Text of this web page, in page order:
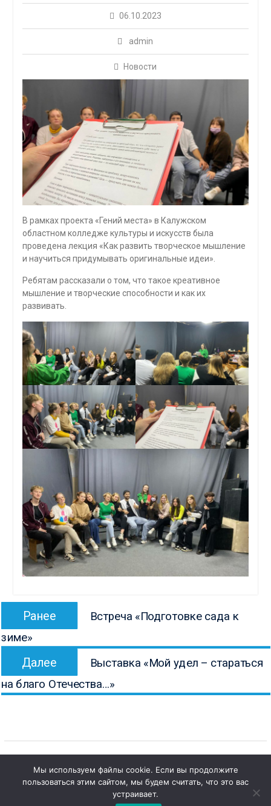
06.10.2023
admin
Новости
В рамках проекта «Гений места» в Калужском
областном колледже культуры и искусств была
проведена лекция «Как развить творческое мышление
и научиться придумывать оригинальные идеи».
Ребятам рассказали о том, что такое креативное
мышление и творческие способности и как их
развивать.
Навигация
записям
Ранее
запись:
Встреча «Подготовке сада к
зиме»
Далее
запись:
Выставка «Мой удел – стараться
на благо Отечества…»
Copyright © Все права защищены.
КОНБ им. В.Г. Белинского
Мы используем файлы cookie. Если вы продолжите
пользоваться этим сайтом, мы будем считать, что это вас
устраивает.
1
Чат с